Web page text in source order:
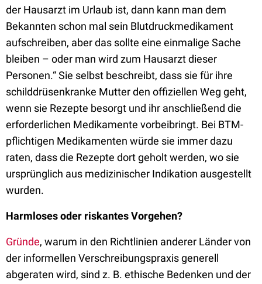
der Hausarzt im Urlaub ist, dann kann man dem
Bekannten schon mal sein Blutdruckmedikament
aufschreiben, aber das sollte eine einmalige Sache
bleiben – oder man wird zum Hausarzt dieser
Personen.“ Sie selbst beschreibt, dass sie für ihre
schilddrüsenkranke Mutter den offiziellen Weg geht,
wenn sie Rezepte besorgt und ihr anschließend die
erforderlichen Medikamente vorbeibringt. Bei BTM-
pflichtigen Medikamenten würde sie immer dazu
raten, dass die Rezepte dort geholt werden, wo sie
ursprünglich aus medizinischer Indikation ausgestellt
wurden.
Harmloses oder riskantes Vorgehen?
Gründe, warum in den Richtlinien anderer Länder von
der informellen Verschreibungspraxis generell
abgeraten wird, sind z. B. ethische Bedenken und der